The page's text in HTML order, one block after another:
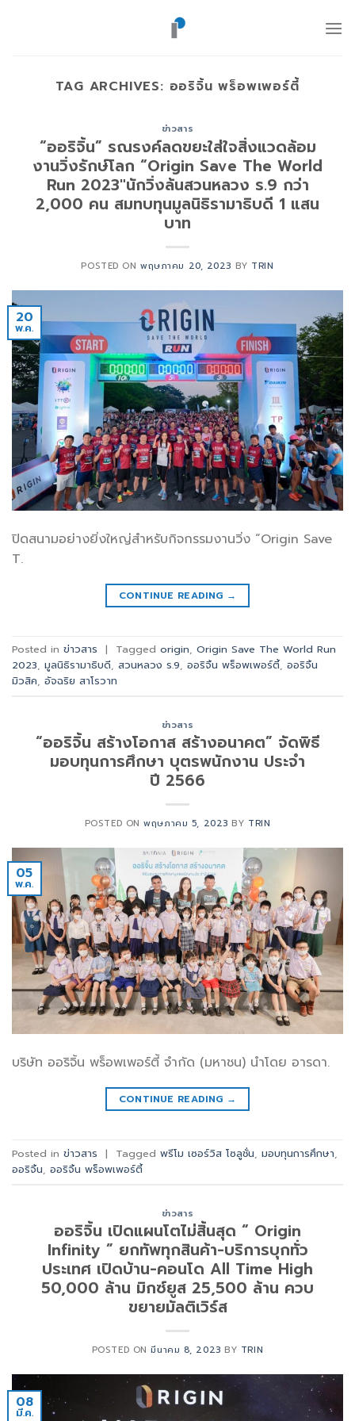
TAG ARCHIVES: ออริจิ้น พร็อพเพอร์ตี้
ข่าวสาร
“ออริจิ้น” รณรงค์ลดขยะใส่ใจสิ่งแวดล้อม
งานวิ่งรักษ์โลก “Origin Save The World
Run 2023″นักวิ่งล้นสวนหลวง ร.9 กว่า
2,000 คน สมทบทุนมูลนิธิรามาธิบดี 1 แสน
บาท
POSTED ONพฤษภาคม 20, 2023 BY TRIN
20
พ.ค.
ปิดสนามอย่างยิ่งใหญ่สำหรับกิจกรรมงานวิ่ง “Origin Save
T.
CONTINUE READING →
Posted in ข่าวสาร | Tagged origin, Origin Save The World Run
2023, มูลนิธิรามาธิบดี, สวนหลวง ร.9, ออริจิ้น พร็อพเพอร์ตี้, ออริจิ้น
มิวสิค, อัจฉริย สาโรวาท
ข่าวสาร
“ออริจิ้น สร้างโอกาส สร้างอนาคต” จัดพิธี
มอบทุนการศึกษา บุตรพนักงาน ประจำ
ปี 2566
POSTED ONพฤษภาคม 5, 2023 BY TRIN
05
พ.ค.
บริษัท ออริจิ้น พร็อพเพอร์ตี้ จำกัด (มหาชน) นำโดย อารดา.
CONTINUE READING →
Posted in ข่าวสาร | Tagged พรีโม เซอร์วิส โซลูชั่น, มอบทุนการศึกษา,
ออริจิ้น, ออริจิ้น พร็อพเพอร์ตี้
ข่าวสาร
ออริจิ้น เปิดแผนโตไม่สิ้นสุด “ Origin
Infinity ” ยกทัพทุกสินค้า-บริการบุกทั่ว
ประเทศ เปิดบ้าน-คอนโด All Time High
50,000 ล้าน มิกซ์ยูส 25,500 ล้าน ควบ
ขยายมัลติเวิร์ส
POSTED ONมีนาคม 8, 2023 BY TRIN
08
มี.ค.